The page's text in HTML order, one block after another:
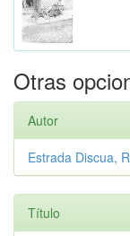
Otras
Autor
Estrada Discua,
Título